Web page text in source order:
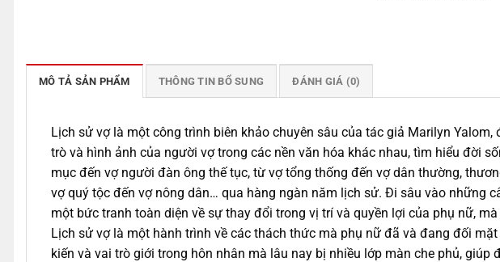
MÔ TẢ SẢN PHẨM THÔNG TIN BỔ SUNG ĐÁNH GIÁ (0)
Lịch sử vợ là một công trình biên khảo chuyên sâu của tác giả Marilyn
trò và hình ảnh của người vợ trong các nền văn hóa khác nhau, tìm hiểu đời
mục đến vợ người đàn ông thế tục, từ vợ tổng thống đến vợ dân thường,
vợ quý tộc đến vợ nông dân… qua hàng ngàn năm lịch sử. Đi sâu vào những
một bức tranh toàn diện về sự thay đổi trong vị trí và quyền lợi của phụ nữ,
Lịch sử vợ là một hành trình về các thách thức mà phụ nữ đã và đang đối
kiến và vai trò giới trong hôn nhân mà lâu nay bị nhiều lớp màn che phủ,